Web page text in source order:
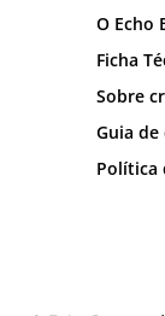
O Echo
Ficha
Sobre
Guia de
Política